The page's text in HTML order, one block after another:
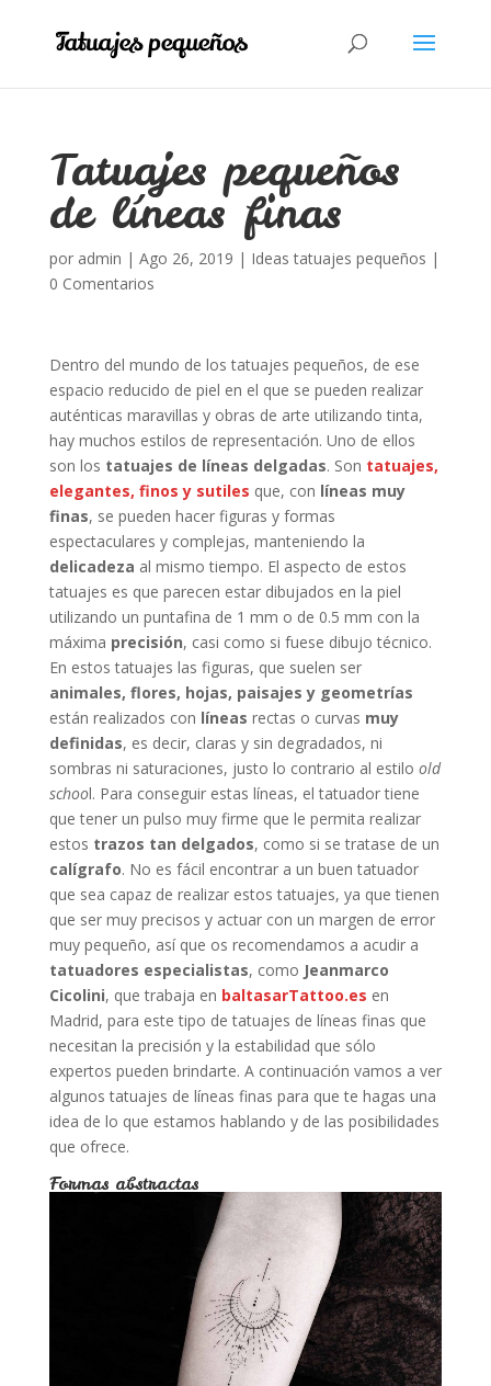
Tatuajes pequeños
de líneas finas
por admin | Ago 26, 2019 | Ideas tatuajes pequeños |
0 Comentarios
Dentro del mundo de los tatuajes pequeños, de ese
espacio reducido de piel en el que se pueden realizar
auténticas maravillas y obras de arte utilizando tinta,
hay muchos estilos de representación. Uno de ellos
son los tatuajes de líneas delgadas. Son tatuajes,
elegantes, finos y sutiles que, con líneas muy
finas, se pueden hacer figuras y formas
espectaculares y complejas, manteniendo la
delicadeza al mismo tiempo. El aspecto de estos
tatuajes es que parecen estar dibujados en la piel
utilizando un puntafina de 1 mm o de 0.5 mm con la
máxima precisión, casi como si fuese dibujo técnico.
En estos tatuajes las figuras, que suelen ser
animales, flores, hojas, paisajes y geometrías
están realizados con líneas rectas o curvas muy
definidas, es decir, claras y sin degradados, ni
sombras ni saturaciones, justo lo contrario al estilo old
school. Para conseguir estas líneas, el tatuador tiene
que tener un pulso muy firme que le permita realizar
estos trazos tan delgados, como si se tratase de un
calígrafo. No es fácil encontrar a un buen tatuador
que sea capaz de realizar estos tatuajes, ya que tienen
que ser muy precisos y actuar con un margen de error
muy pequeño, así que os recomendamos a acudir a
tatuadores especialistas, como Jeanmarco
Cicolini, que trabaja en baltasarTattoo.es en
Madrid, para este tipo de tatuajes de líneas finas que
necesitan la precisión y la estabilidad que sólo
expertos pueden brindarte. A continuación vamos a ver
algunos tatuajes de líneas finas para que te hagas una
idea de lo que estamos hablando y de las posibilidades
que ofrece.
Formas abstractas